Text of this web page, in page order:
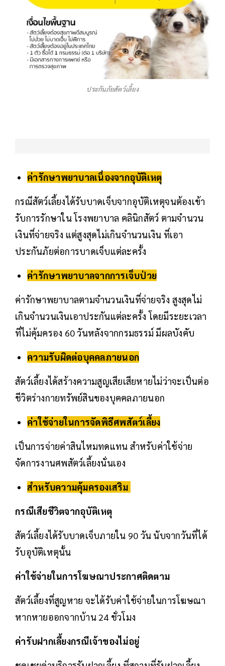
ประกันภัยสัตว์เลี้ยง
ค่ารักษาพยาบาลเนื่องจากอุบัติเหตุ
กรณีสัตว์เลี้ยงได้รับบาดเจ็บจากอุบัติเหตุจนต้องเข้า
รับการรักษาใน โรงพยาบาล คลินิกสัตว์ ตามจำนวน
เงินที่จ่ายจริง แต่สูงสุดไม่เกินจำนวนเงิน ที่เอา
ประกันภัยต่อการบาดเจ็บแต่ละครั้ง
ค่ารักษาพยาบาลจากการเจ็บป่วย
ค่ารักษาพยาบาลตามจำนวนเงินที่จ่ายจริง สูงสุดไม่
เกินจำนวนเงินเอาประกันแต่ละครั้ง โดยมีระยะเวลา
ที่ไม่คุ้มครอง 60 วันหลังจากกรมธรรม์ มีผลบังคับ
ความรับผิดต่อบุคคลภายนอก
สัตว์เลี้ยงได้สร้างความสูญเสียเสียหายไม่ว่าจะเป็นต่อ
ชีวิตร่างกายทรัพย์สินของบุคคลภายนอก
ค่าใช้จ่ายในการจัดพิธีศพสัตว์เลี้ยง
เป็นการจ่ายค่าสินไหมทดแทน สำหรับค่าใช้จ่าย
จัดการงานศพสัตว์เลี้ยงนั่นเอง
สำหรับความคุ้มครองเสริม
กรณีเสียชีวิตจากอุบัติเหตุ
สัตว์เลี้ยงได้รับบาดเจ็บภายใน 90 วัน นับจากวันที่ได้
รับอุบัติเหตุนั้น
ค่าใช้จ่ายในการโฆษณาประกาศติดตาม
สัตว์เลี้ยงที่สูญหาย จะได้รับค่าใช้จ่ายในการโฆษณา
หากหายออกจากบ้าน 24 ชั่วโมง
ค่ารับฝากเลี้ยงกรณีเจ้าของไม่อยู่